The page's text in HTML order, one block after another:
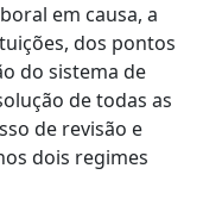
em causa, a
dos pontos
do sistema de
de todas as
de revisão e
dois regimes